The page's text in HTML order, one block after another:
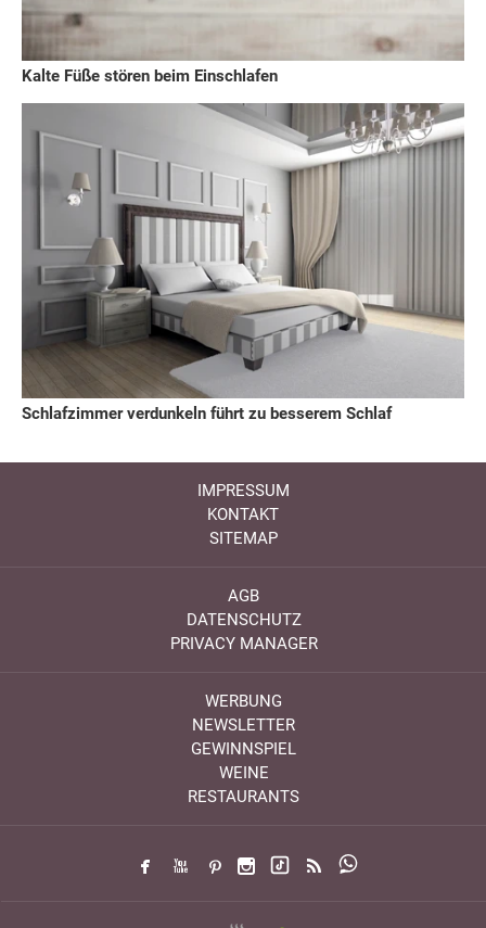
Kalte Füße stören beim Einschlafen
Schlafzimmer verdunkeln führt zu besserem Schlaf
IMPRESSUM
KONTAKT
SITEMAP
AGB
DATENSCHUTZ
PRIVACY MANAGER
WERBUNG
NEWSLETTER
GEWINNSPIEL
WEINE
RESTAURANTS